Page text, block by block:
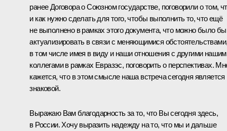
ранее Договора о Союзном государстве, поговорили о том,
и как нужно сделать для того, чтобы выполнить то, что ещё
не выполнено в рамках этого документа, что можно было бы
актуализировать в связи с меняющимися
в том числе имея в виду и наши отношения с другими
коллегами в рамках Евразэс, поговорить о перспективах.
кажется, что в этом смысле наша встреча сегодня является
знаковой.
Выражаю Вам благодарность за то, что Вы сегодня здесь,
в России. Хочу выразить надежду на то, что мы и дальше